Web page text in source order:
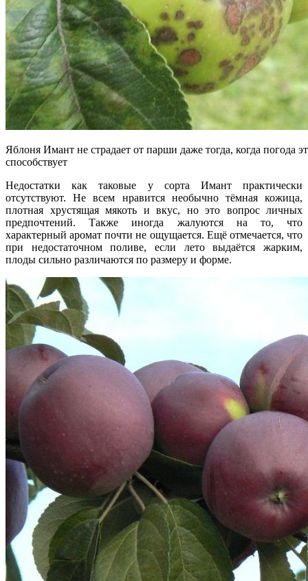
Яблоня Имант не страдает от парши даже тогда, когда погода
способствует
Недостатки как таковые у сорта Имант практически
отсутствуют. Не всем нравится необычно тёмная кожица,
плотная хрустящая мякоть и вкус, но это вопрос личных
предпочтений. Также иногда жалуются на то, что
характерный аромат почти не ощущается. Ещё отмечается, что
при недостаточном поливе, если лето выдаётся жарким,
плоды сильно различаются по размеру и форме.